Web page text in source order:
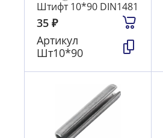
Штифт 10*90 DIN1481
35 ₽
Артикул
Шт10*90